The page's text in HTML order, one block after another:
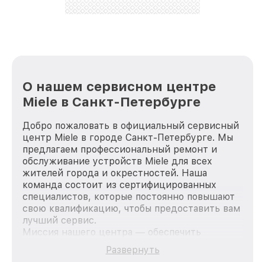
О нашем сервисном центре
Miele в Санкт-Петербурге
Добро пожаловать в официальный сервисный
центр Miele в городе Санкт-Петербурге. Мы
предлагаем профессиональный ремонт и
обслуживание устройств Miele для всех
жителей города и окрестностей. Наша
команда состоит из сертифицированных
специалистов, которые постоянно повышают
свою квалификацию, чтобы предоставить вам
лучший сервис.
Миссия нашего центра — обеспечить
качественный и доступный ремонт для
каждого пользователя продукции Miele, вне
Развернуть